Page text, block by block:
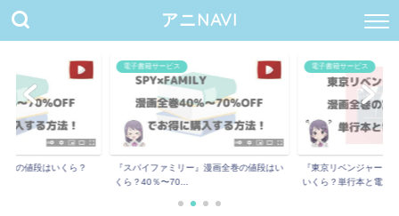
アニNAVI
巻の値段はいくら？
電子書籍サービス
『スパイファミリー』漫画全巻の値段はい
くら？40％〜70...
電子書籍サービス
『東京リベンジャーズ
いくら？単行本と電...